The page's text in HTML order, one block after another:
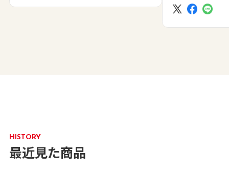
HISTORY
最近見た商品